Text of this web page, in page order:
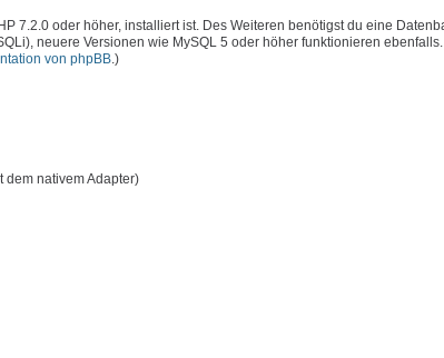
7.2.0 oder höher, installiert ist. Des Weiteren benötigst du eine
neuere Versionen wie MySQL 5 oder höher funktionieren
von phpBB .)
dem nativem Adapter)